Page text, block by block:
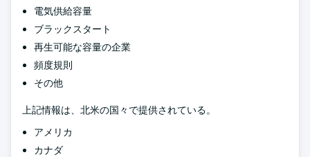
電気供給容量
ブラックスタート
再生可能な容量の企業
頻度規則
その他
上記情報は、北米の国々で提供されている。
アメリカ
カナダ